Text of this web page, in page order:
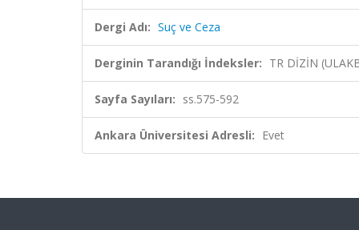
Dergi Adı: Suç ve Ceza
Derginin Tarandığı İndeksler: TR DİZİN
Sayfa Sayıları: ss.575-592
Ankara Üniversitesi Adresli: Evet